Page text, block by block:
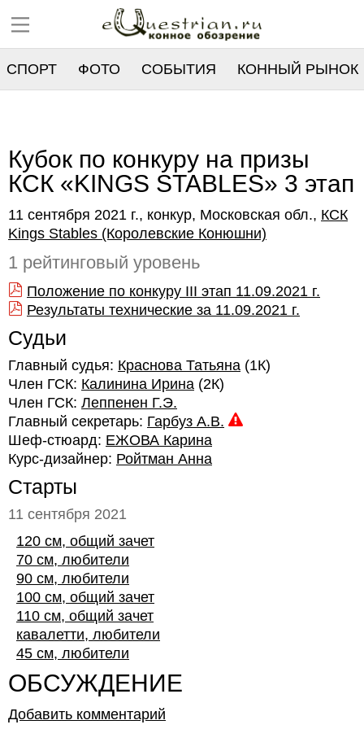
СПОРТ ФОТО СОБЫТИЯ КОННЫЙ РЫНОК
Кубок по конкуру на призы
КСК «KINGS STABLES» 3 этап
11 сентября 2021 г., конкур, Московская обл., КСК
Kings Stables (Королевские Конюшни)
1 рейтинговый уровень
Положение по конкуру III этап 11.09.2021 г.
Результаты технические за 11.09.2021 г.
Судьи
Главный судья: Краснова Татьяна (1К)
Член ГСК: Калинина Ирина (2К)
Член ГСК: Леппенен Г.Э.
Главный секретарь: Гарбуз А.В.
Шеф-стюард: ЕЖОВА Карина
Курс-дизайнер: Ройтман Анна
Старты
11 сентября 2021
120 см, общий зачет
70 см, любители
90 см, любители
100 см, общий зачет
110 см, общий зачет
кавалетти, любители
45 см, любители
ОБСУЖДЕНИЕ
Добавить комментарий